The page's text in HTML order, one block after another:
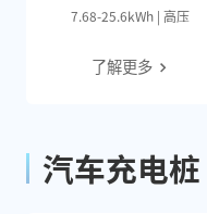
7.68-25.6kWh | 高压
了解更多
汽车充电桩